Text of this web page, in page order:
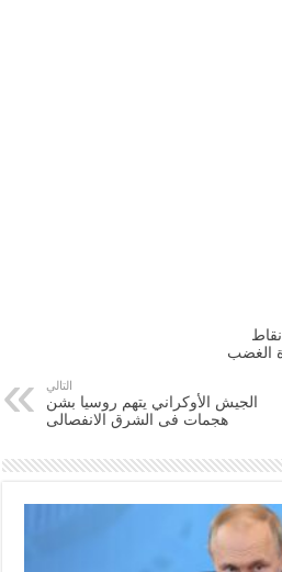
الغضب
التالي
الجيش الأوكراني يتهم روسيا بشن
هجمات فى الشرق الانفصالى